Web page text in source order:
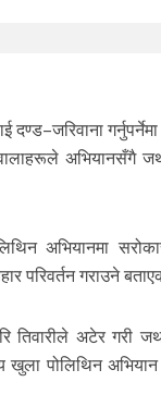
दण्ड–जरिवाना
अभियानसँगै
अभियानमा
परिवर्तन गराउने
अटेर गरी
पोलिथिन अभियान